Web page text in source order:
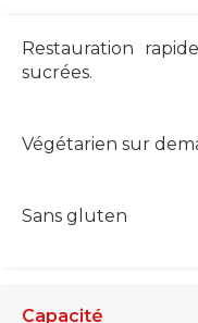
Restauration
sucrées.
Végétarien sur
Sans gluten
Capacité